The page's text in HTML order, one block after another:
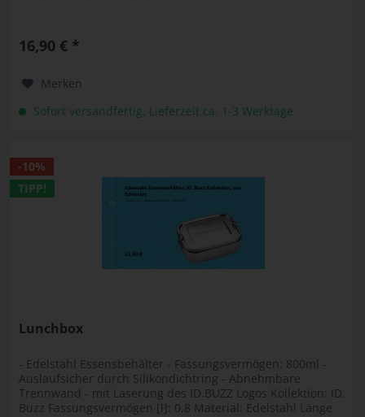
16,90 € *
Merken
Sofort versandfertig, Lieferzeit ca. 1-3 Werktage
-10%
TIPP!
Lunchbox
- Edelstahl Essensbehälter - Fassungsvermögen: 800ml -
Auslaufsicher durch Silikondichtring - Abnehmbare
Trennwand - mit Laserung des ID.BUZZ Logos Kollektion: ID.
Buzz Fassungsvermögen [l]: 0,8 Material: Edelstahl Länge